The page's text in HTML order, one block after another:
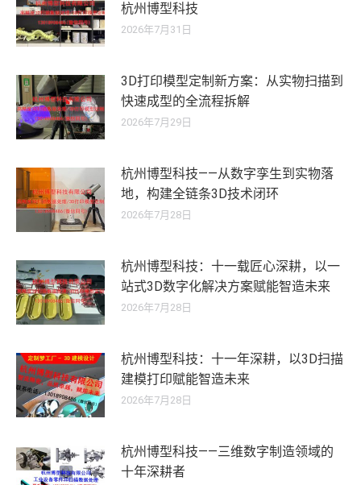
杭州博型科技
2026年7月31日
3D打印模型定制新方案：从实物扫描到
快速成型的全流程拆解
2026年7月29日
杭州博型科技——从数字孪生到实物落
地，构建全链条3D技术闭环
2026年7月28日
杭州博型科技：十一载匠心深耕，以一
站式3D数字化解决方案赋能智造未来
2026年7月28日
杭州博型科技：十一年深耕，以3D扫描
建模打印赋能智造未来
2026年7月28日
杭州博型科技——三维数字制造领域的
十年深耕者